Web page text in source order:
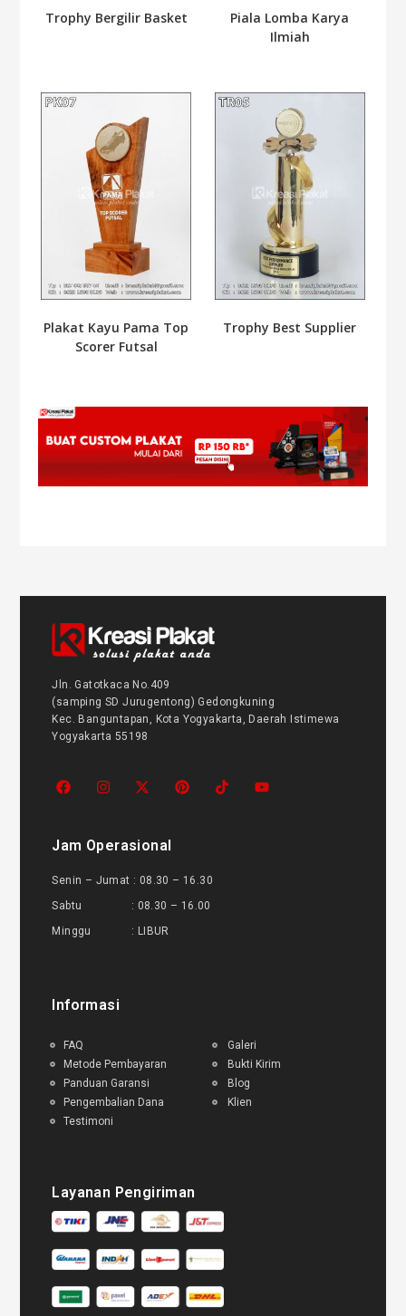
Trophy Bergilir Basket
Piala Lomba Karya
Ilmiah
Plakat Kayu Pama Top
Scorer Futsal
Trophy Best Supplier
Jln. Gatotkaca No.409
(samping SD Jurugentong) Gedongkuning
Kec. Banguntapan, Kota Yogyakarta, Daerah Istimewa
Yogyakarta 55198
Jam Operasional
Senin – Jumat : 08.30 – 16.30
Sabtu : 08.30 – 16.00
Minggu : LIBUR
Informasi
FAQ
Metode Pembayaran
Panduan Garansi
Pengembalian Dana
Testimoni
Galeri
Bukti Kirim
Blog
Klien
Layanan Pengiriman